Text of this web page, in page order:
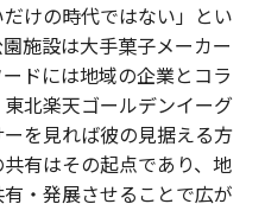
けの時代ではない」とい
施設は大手菓子メーカー
ドには地域の企業とコラ
北楽天ゴールデンイーグ
を見れば彼の見据える方
有はその起点であり、地
・発展させることで広が